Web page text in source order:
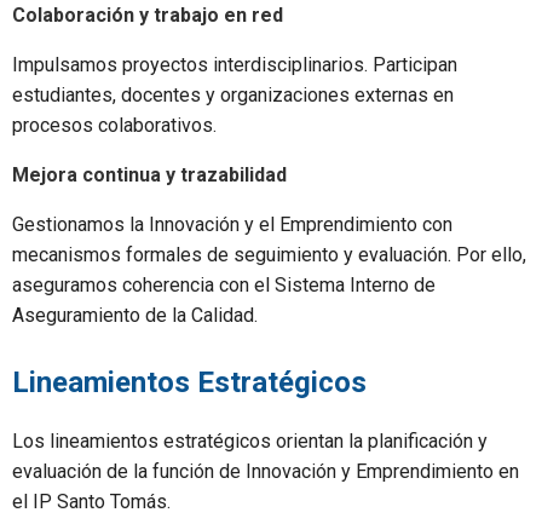
Colaboración y trabajo en red
Impulsamos proyectos interdisciplinarios. Participan
estudiantes, docentes y organizaciones externas en
procesos colaborativos.
Mejora continua y trazabilidad
Gestionamos la Innovación y el Emprendimiento con
mecanismos formales de seguimiento y evaluación. Por ello,
aseguramos coherencia con el Sistema Interno de
Aseguramiento de la Calidad.
Lineamientos Estratégicos
Los lineamientos estratégicos orientan la planificación y
evaluación de la función de Innovación y Emprendimiento en
el IP Santo Tomás.